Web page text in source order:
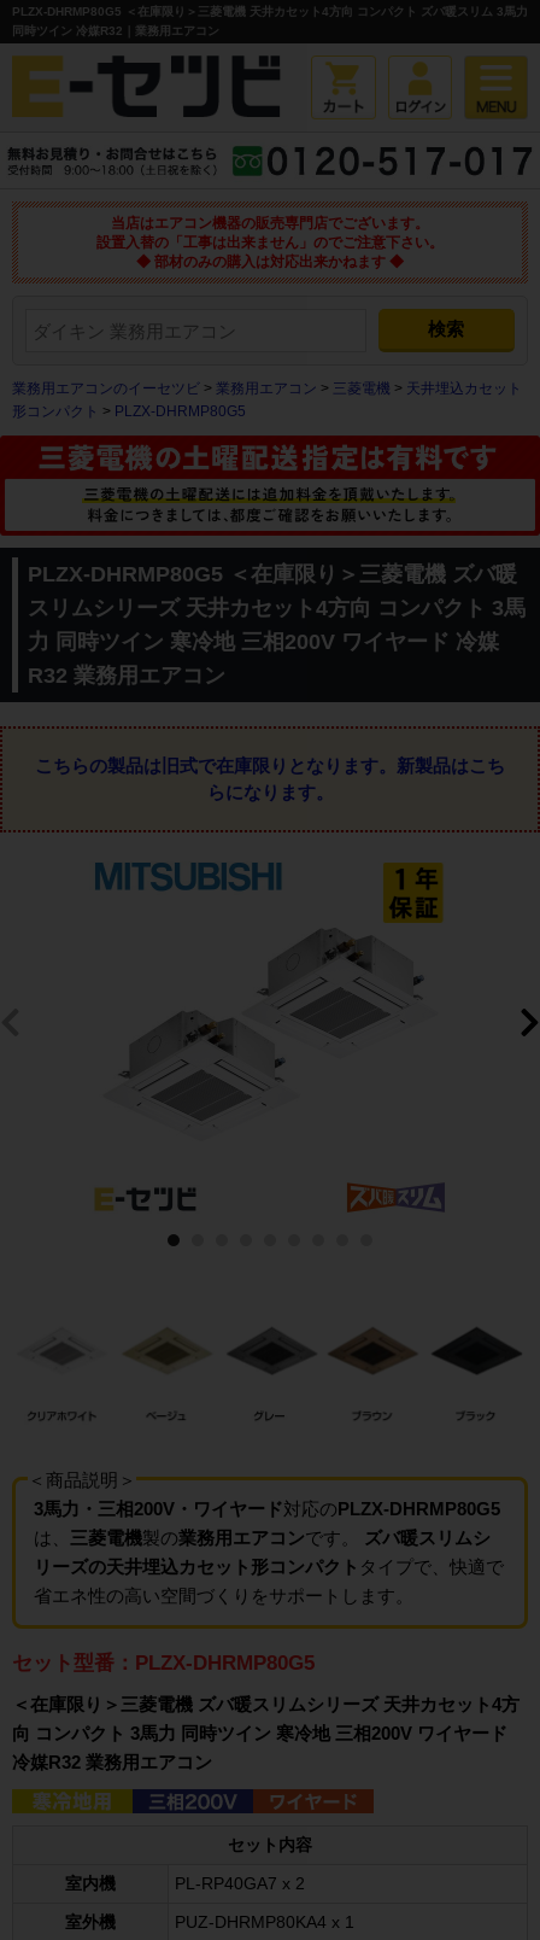
PLZX-DHRMP80G5 ＜在庫限り＞三菱電機 天井カセット4方向 コンパクト ズバ暖スリム 3馬力
同時ツイン 冷媒R32｜業務用エアコン
当店はエアコン機器の販売専門店でございます。
設置入替の「工事は出来ません」のでご注意下さい。
◆ 部材のみの購入は対応出来かねます ◆
業務用エアコンのイーセツビ > 業務用エアコン > 三菱電機 > 天井埋込カセット
形コンパクト > PLZX-DHRMP80G5
PLZX-DHRMP80G5 ＜在庫限り＞三菱電機 ズバ暖
スリムシリーズ 天井カセット4方向 コンパクト 3馬
力 同時ツイン 寒冷地 三相200V ワイヤード 冷媒
R32 業務用エアコン
こちらの製品は旧式で在庫限りとなります。 新製品はこち
らになります。
＜商品説明＞
3馬力・三相200V・ワイヤード対応のPLZX-DHRMP80G5
は、 三菱電機製の業務用エアコンです。
ズバ暖スリムシ
リーズの天井埋込カセット形コンパクト タイプで、快適で
省エネ性の高い空間づくりをサポートします。
セット型番：PLZX-DHRMP80G5
＜在庫限り＞三菱電機 ズバ暖スリムシリーズ 天井カセット4方
向 コンパクト 3馬力 同時ツイン 寒冷地 三相200V ワイヤード
冷媒R32 業務用エアコン
セット内容
室内機 PL-RP40GA7 x 2
室外機 PUZ-DHRMP80KA4 x 1